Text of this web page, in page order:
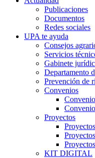
Publicaciones
Documentos
Redes sociales
UPA te ayuda
Consejos
Servicios
Gabinete
Departamento
Prevención de
Convenios
Proyectos
KIT DIGITAL